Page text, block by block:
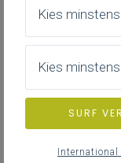
Gebruik
Dit is een
quizzen kunt
Het student-
Kies
Kies
SURF
International